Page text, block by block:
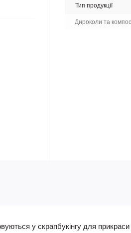
Тип продукції
Дироколи та
у скрапбукінгу для прикраси